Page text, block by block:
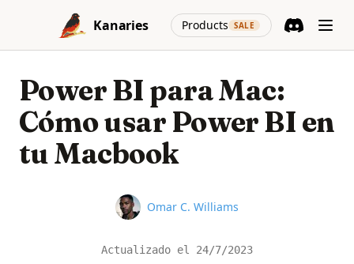
Skip to content
Kanaries
Products SALE
(opens in a
Power BI para Mac:
Cómo usar Power BI en
tu Macbook
Name
Omar C. Williams
Actualizado el 24/7/2023